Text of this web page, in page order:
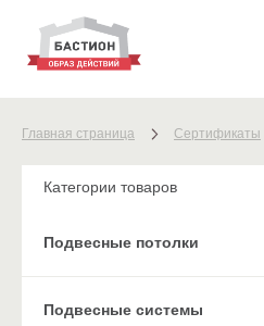
Главная страница Сертификаты
Категории товаров
Подвесные потолки
Подвесные системы